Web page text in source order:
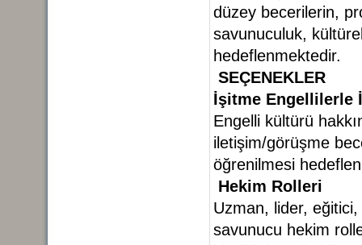
düzey becerilerin,
savunuculuk,
hedeflenmektedir.
SEÇENEKLER
İşitme Engellilerle
Engelli kültürü
iletişim/görüşme
öğrenilmesi
Hekim Rolleri
Uzman, lider,
savunucu hekim